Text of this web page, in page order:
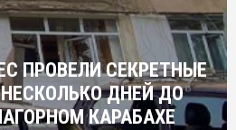
ПРОВЕЛИ СЕКРЕТНЫЕ
ДНЕЙ ДО
КАРАБАХЕ